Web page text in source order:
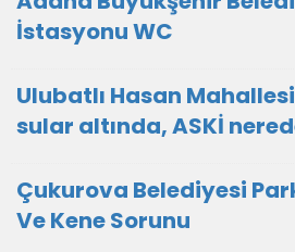
İstasyonu WC
Ulubatlı Hasan
sular altında, ASKİ
Çukurova Belediyesi
Ve Kene Sorunu